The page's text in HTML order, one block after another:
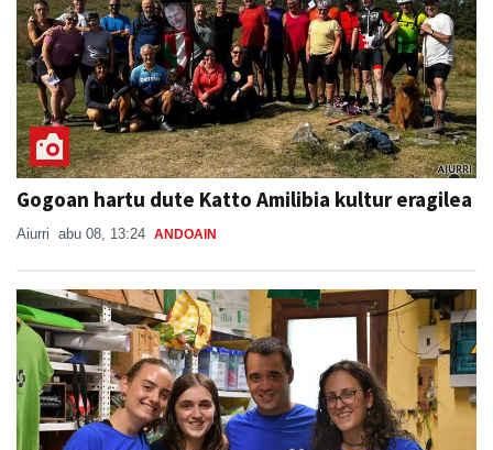
Gogoan hartu dute Katto Amilibia kultur eragilea
Aiurri abu 08, 13:24 ANDOAIN